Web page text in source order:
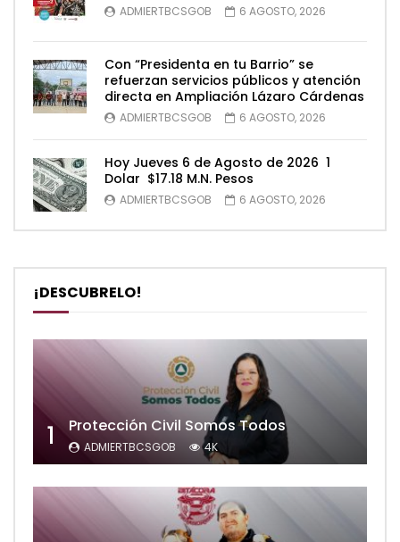
ADMIERTBCSGOB 6 AGOSTO, 2026
Con “Presidenta en tu Barrio” se
refuerzan servicios públicos y atención
directa en Ampliación Lázaro Cárdenas
ADMIERTBCSGOB 6 AGOSTO, 2026
Hoy Jueves 6 de Agosto de 2026 1
Dolar $17.18 M.N. Pesos
ADMIERTBCSGOB 6 AGOSTO, 2026
¡DESCUBRELO!
1 Protección Civil Somos Todos
ADMIERTBCSGOB 4K